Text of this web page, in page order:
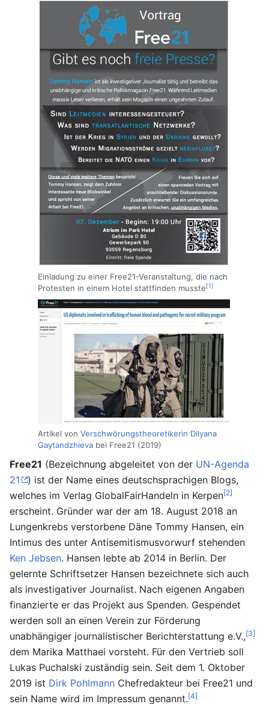
Einladung zu einer Free21-Veranstaltung, die nach
Protesten in einem Hotel stattfinden musste [1]
Artikel von Verschwörungstheoretikerin Dilyana
Gaytandzhieva bei Free21 (2019)
Free21 (Bezeichnung abgeleitet von der UN-Agenda
21
) ist der Name eines deutschsprachigen Blogs,
welches im Verlag GlobalFairHandeln in Kerpen[2]
erscheint. Gründer war der am 18. August 2018 an
Lungenkrebs verstorbene Däne Tommy Hansen, ein
Intimus des unter Antisemitismusvorwurf stehenden
Ken Jebsen. Hansen lebte ab 2014 in Berlin. Der
gelernte Schriftsetzer Hansen bezeichnete sich auch
als investigativer Journalist. Nach eigenen Angaben
finanzierte er das Projekt aus Spenden. Gespendet
werden soll an einen Verein zur Förderung
unabhängiger journalistischer Berichterstattung e.V.,[3]
dem Marika Matthaei vorsteht. Für den Vertrieb soll
Lukas Puchalski zuständig sein. Seit dem 1. Oktober
2019 ist Dirk Pohlmann Chefredakteur bei Free21 und
sein Name wird im Impressum genannt.[4]